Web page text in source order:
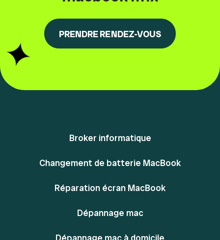
PRENDRE RENDEZ-VOUS
Broker informatique
Changement de batterie MacBook
Réparation écran MacBook
Dépannage mac